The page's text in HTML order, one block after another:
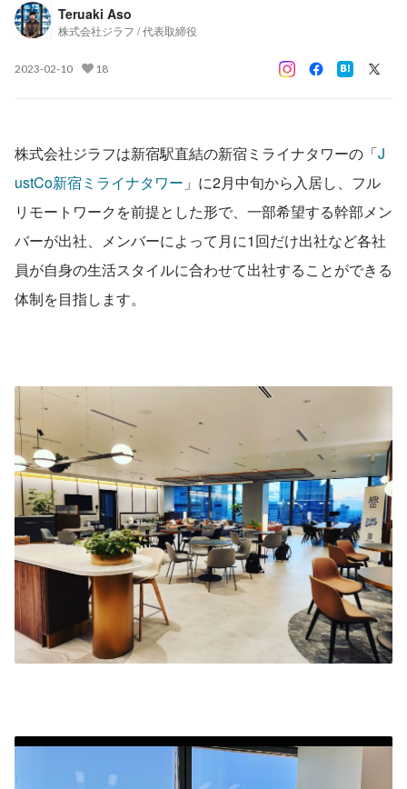
Teruaki Aso
株式会社ジラフ / 代表取締役
2023-02-10 18
株式会社ジラフは新宿駅直結の新宿ミライナタワーの「J
ustCo新宿ミライナタワー 」に2月中旬から入居し、フル
リモートワークを前提とした形で、一部希望する幹部メン
バーが出社、メンバーによって月に1回だけ出社など各社
員が自身の生活スタイルに合わせて出社することができる
体制を目指します。